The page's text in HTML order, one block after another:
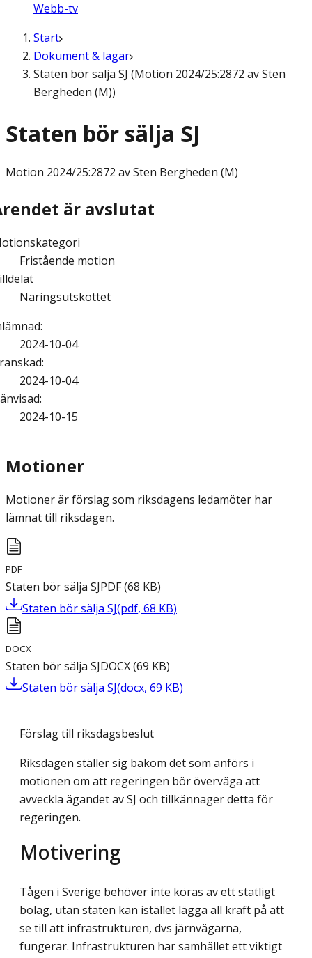
Webb-tv
Start
Dokument & lagar
Staten bör sälja SJ (Motion 2024/25:2872 av Sten
Bergheden (M))
Staten bör sälja SJ
Motion 2024/25:2872 av Sten Bergheden (M)
är avslutat
Fristående motion
Näringsutskottet
:
2024-10-04
:
2024-10-04
:
2024-10-15
Motioner
Motioner är förslag som riksdagens ledamöter har
lämnat till riksdagen.
PDF
Staten bör sälja SJPDF(68 KB)
Staten bör sälja SJ(pdf, 68 KB)
DOCX
Staten bör sälja SJDOCX(69 KB)
Staten bör sälja SJ(docx, 69 KB)
Förslag till riksdagsbeslut
Riksdagen ställer sig bakom det som anförs i
motionen om att regeringen bör överväga att
avveckla ägandet av SJ och tillkännager detta för
regeringen.
Motivering
Tågen i Sverige behöver inte köras av ett statligt
bolag, utan staten kan istället lägga all kraft på att
se till att infrastrukturen, dvs järnvägarna,
fungerar. Infrastrukturen har sam­hället ett viktigt